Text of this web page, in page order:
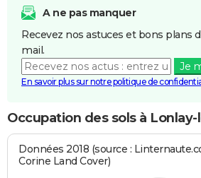
A ne pas manquer
Recevez nos astuces et bons plans
mail.
Je
En savoir plus sur notre politique de
Occupation des sols à Lonlay-
Données 2018 (source :
Corine Land Cover)